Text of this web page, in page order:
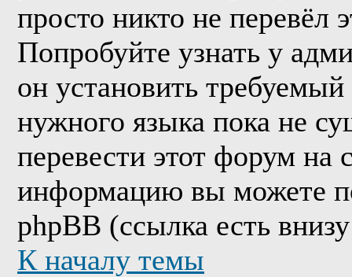
просто никто не перевёл
Попробуйте узнать у
он установить
нужного языка пока не
перевести этот форум
информацию вы можете
phpBB (ссылка есть
К началу темы